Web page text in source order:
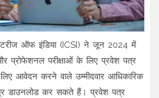
ऑफ इंडिया (ICSI) ने जून 2024 में
प्रोफेशनल परीक्षाओं के लिए प्रवेश पत्र
आवेदन करने वाले उम्मीदवार आधिकारिक
डाउनलोड कर सकते हैं। प्रवेश पत्र